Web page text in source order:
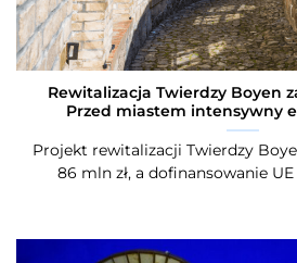
Rewitalizacja Twierdzy Boyen
Przed miastem intensywny
Projekt rewitalizacji Twierdzy
86 mln zł, a dofinansowanie